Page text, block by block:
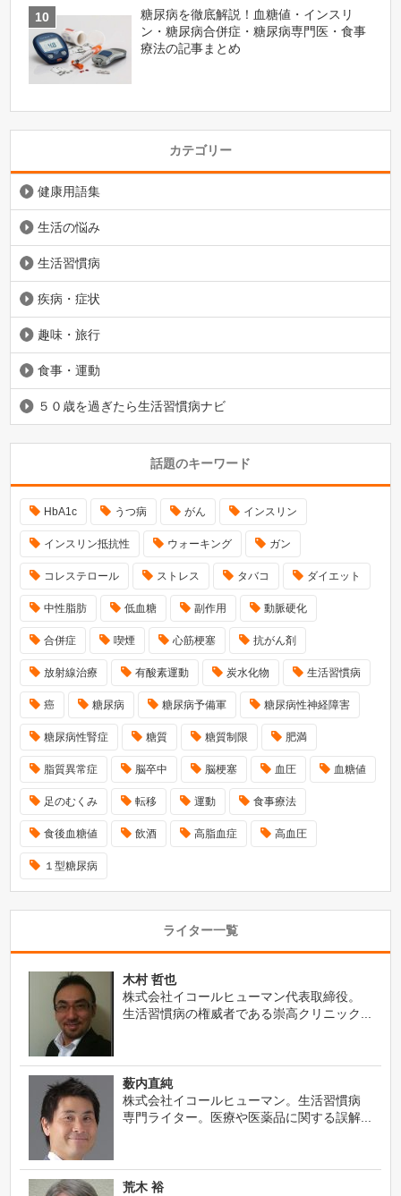
糖尿病を徹底解説！血糖値・インスリ
ン・糖尿病合併症・糖尿病専門医・食事
療法の記事まとめ
カテゴリー
健康用語集
生活の悩み
生活習慣病
疾病・症状
趣味・旅行
食事・運動
５０歳を過ぎたら生活習慣病ナビ
話題のキーワード
HbA1c うつ病 がん インスリン
インスリン抵抗性 ウォーキング ガン
コレステロール ストレス タバコ ダイエット
中性脂肪 低血糖 副作用 動脈硬化
合併症 喫煙 心筋梗塞 抗がん剤
放射線治療 有酸素運動 炭水化物 生活習慣病
癌 糖尿病 糖尿病予備軍 糖尿病性神経障害
糖尿病性腎症 糖質 糖質制限 肥満
脂質異常症 脳卒中 脳梗塞 血圧 血糖値
足のむくみ 転移 運動 食事療法
食後血糖値 飲酒 高脂血症 高血圧
１型糖尿病
ライター一覧
木村 哲也
株式会社イコールヒューマン代表取締役。
生活習慣病の権威者である崇高クリニック...
薮内直純
株式会社イコールヒューマン。生活習慣病
専門ライター。医療や医薬品に関する誤解...
荒木 裕